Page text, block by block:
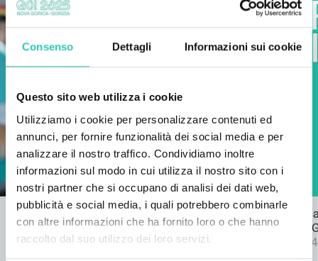
Consenso Dettagli Informazioni sui cookie
Questo sito web utilizza i cookie
Utilizziamo i cookie per personalizzare contenuti ed
annunci, per fornire funzionalità dei social media e per
analizzare il nostro traffico. Condividiamo inoltre
informazioni sul modo in cui utilizza il nostro sito con i
nostri partner che si occupano di analisi dei dati web,
pubblicità e social media, i quali potrebbero combinarle
con altre informazioni che ha fornito loro o che hanno
raccolto dal suo utilizzo dei loro servizi.
Bando per l'inno di GO! 2025
22/03/2024
Pubblicata
bando SPF
04/09/2024